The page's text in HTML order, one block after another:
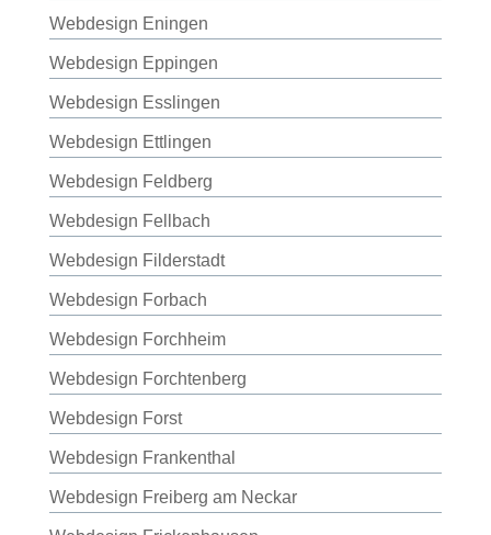
Webdesign Eningen
Webdesign Eppingen
Webdesign Esslingen
Webdesign Ettlingen
Webdesign Feldberg
Webdesign Fellbach
Webdesign Filderstadt
Webdesign Forbach
Webdesign Forchheim
Webdesign Forchtenberg
Webdesign Forst
Webdesign Frankenthal
Webdesign Freiberg am Neckar